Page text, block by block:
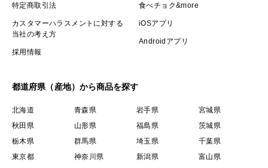
特定商取引法
カスタマーハラスメントに対する
当社の考え方
採用情報
食べチョク&more
iOSアプリ
Androidアプリ
都道府県（産地）から商品を探す
北海道 青森県 岩手県
宮城県
秋田県
山形県 福島県
茨城県
栃木県
群馬県 埼玉県
千葉県
東京都
神奈川県 新潟県
富山県